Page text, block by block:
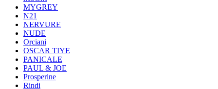
MYGREY
N21
NERVURE
NUDE
Orciani
OSCAR TIYE
PANICALE
PAUL & JOE
Prosperine
Rindi